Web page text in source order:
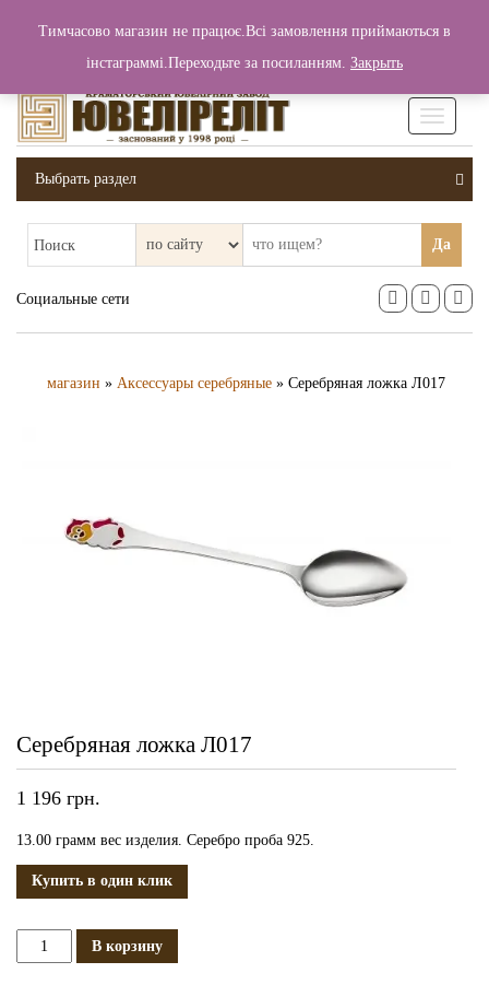
Вход / Регистрация 0 грн.
Выбрать раздел
Поиск Да
Социальные сети
магазин » Аксессуары серебряные » Серебряная ложка Л017
Серебряная ложка Л017
1 196 грн.
13.00 грамм вес изделия. Серебро проба 925.
Купить в один клик
КоличествоВ корзину
Тимчасово магазин не працює.Всі замовлення приймаються в
інстаграммі.Переходьте за посиланням. Закрыть